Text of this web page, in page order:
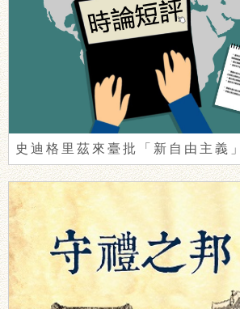
史迪格里茲來臺批「新自由主義」